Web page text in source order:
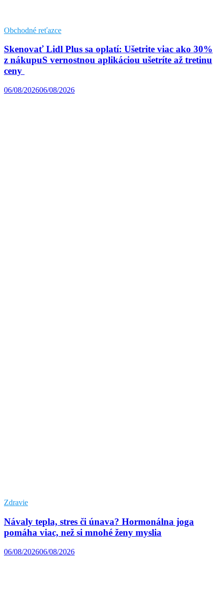
Obchodné reťazce
Skenovať Lidl Plus sa oplatí: Ušetrite viac ako 30%
z nákupuS vernostnou aplikáciou ušetríte až tretinu
ceny
06/08/202606/08/2026
Zdravie
Návaly tepla, stres či únava? Hormonálna joga
pomáha viac, než si mnohé ženy myslia
06/08/202606/08/2026